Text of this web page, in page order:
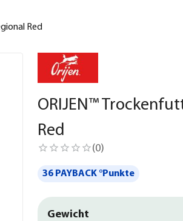
Red
ORIJEN™
Red
(0)
36 PAYBACK °Punkte
Gewicht